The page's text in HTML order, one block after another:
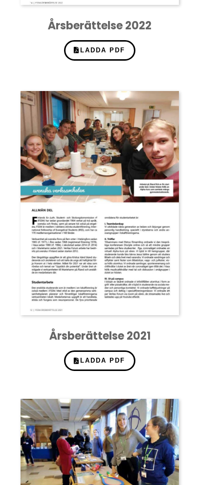
Årsberättelse 2022
LADDA PDF
Årsberättelse 2021
LADDA PDF